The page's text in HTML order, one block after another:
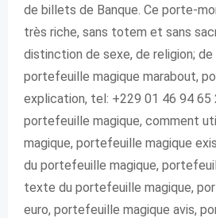
de billets de Banque. Ce porte-
très riche, sans totem et sans
distinction de sexe, de religion; de
portefeuille magique marabout,
explication, tel: +229 01 46 94 65
portefeuille magique, comment
magique, portefeuille magique
du portefeuille magique,
texte du portefeuille magique,
euro, portefeuille magique avis,